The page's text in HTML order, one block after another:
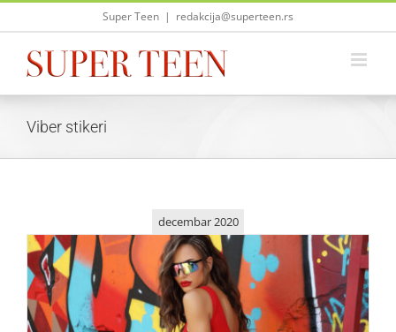
Skip
Super Teen | redakcija@superteen.rs
Viber stikeri
decembar 2020